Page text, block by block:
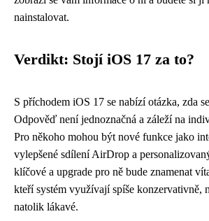
nainstalovat.
Verdikt: Stojí iOS 17 za to?
S příchodem iOS 17 se nabízí otázka, zda
Odpověď není jednoznačná a záleží na
Pro někoho mohou být nové funkce jako
vylepšené sdílení AirDrop a
klíčové a upgrade pro ně bude znamenat
kteří systém využívají spíše konzervativně,
natolik lákavé.